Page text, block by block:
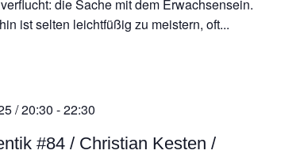
die Sache mit dem Erwachsensein.
ist selten leichtfüßig zu meistern, oft...
#84 / Christian Kesten /
/ 20:30 -22:30